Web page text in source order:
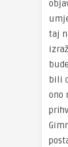
taj
bili
ono